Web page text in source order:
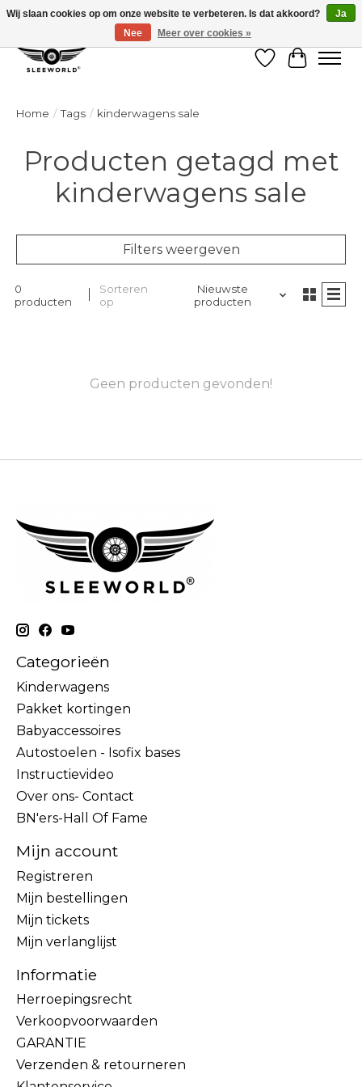
Verlanglijst
Home / Tags / kinderwagens sale
Producten getagd met
kinderwagens sale
Filters weergeven
0
producten
Sorteren
op
Nieuwste
producten
Geen producten gevonden!
Categorieën
Kinderwagens
Pakket kortingen
Babyaccessoires
Autostoelen - Isofix bases
Instructievideo
Over ons- Contact
BN'ers-Hall Of Fame
Mijn account
Registreren
Mijn bestellingen
Mijn tickets
Mijn verlanglijst
Informatie
Herroepingsrecht
Verkoopvoorwaarden
GARANTIE
Verzenden & retourneren
Wij slaan cookies op om onze website te verbeteren. Is dat akkoord?
Ja
Nee
Meer over cookies »